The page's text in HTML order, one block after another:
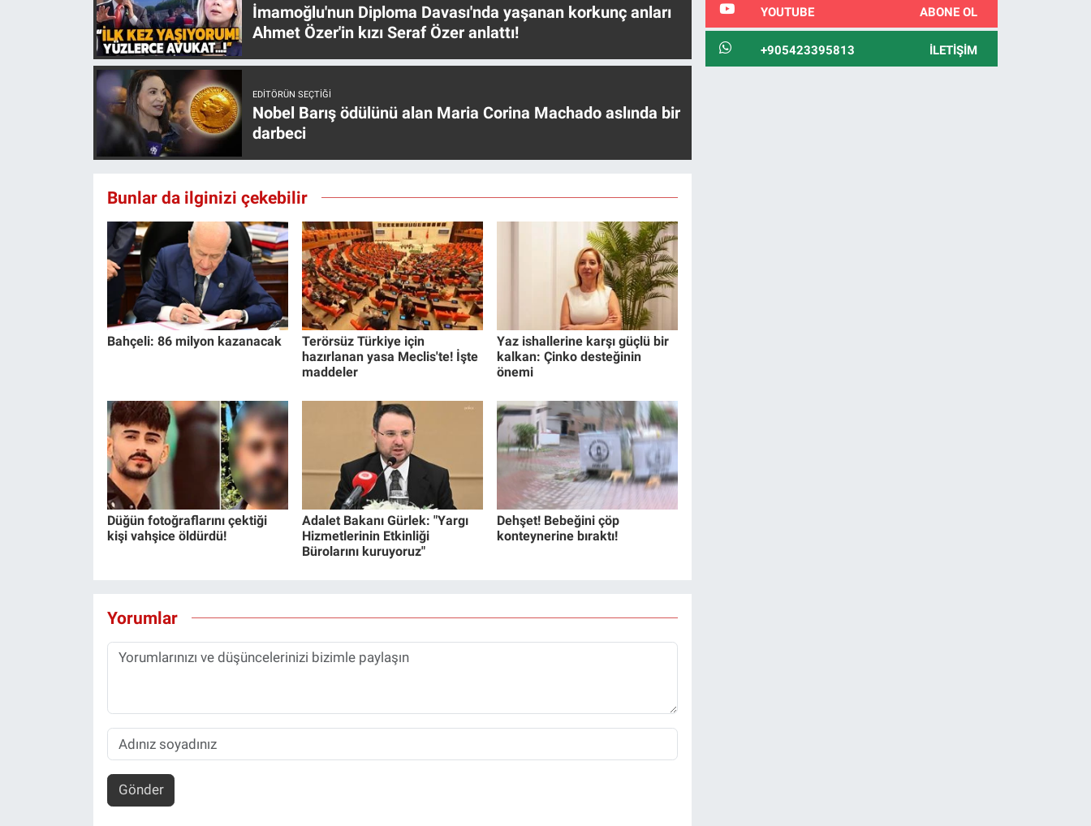
İmamoğlu'nun Diploma Davası'nda yaşanan korkunç anları
Ahmet Özer'in kızı Seraf Özer anlattı!
EDITÖRÜN SEÇTIĞI
Nobel Barış ödülünü alan Maria Corina Machado aslında bir
darbeci
Bunlar da ilginizi çekebilir
Bahçeli: 86 milyon kazanacak
Terörsüz Türkiye için
hazırlanan yasa Meclis'te! İşte
maddeler
Yaz ishallerine karşı güçlü bir
kalkan: Çinko desteğinin
önemi
Düğün fotoğraflarını çektiği
kişi vahşice öldürdü!
Adalet Bakanı Gürlek: "Yargı
Hizmetlerinin Etkinliği
Bürolarını kuruyoruz"
Dehşet! Bebeğini çöp
konteynerine bıraktı!
Yorumlar
Gönder
YOUTUBE ABONE OL
+905423395813 İLETIŞIM
Türkiye'nin Gündemi
Yerel Gündem
Yerel Yaşam
Canlı Yayın